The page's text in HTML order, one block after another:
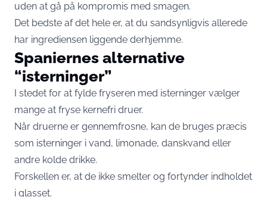
uden at gå på kompromis med smagen.
Det bedste af det hele er, at du sandsynligvis allerede
har ingrediensen liggende derhjemme.
Spaniernes alternative
“isterninger”
I stedet for at fylde fryseren med isterninger vælger
mange at fryse kernefri druer.
Når druerne er gennemfrosne, kan de bruges præcis
som isterninger i vand, limonade, danskvand eller
andre kolde drikke.
Forskellen er, at de ikke smelter og fortynder indholdet
i glasset.